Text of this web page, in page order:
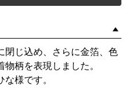
閉じ込め、さらに金箔、色
柄を表現しました。
様です。